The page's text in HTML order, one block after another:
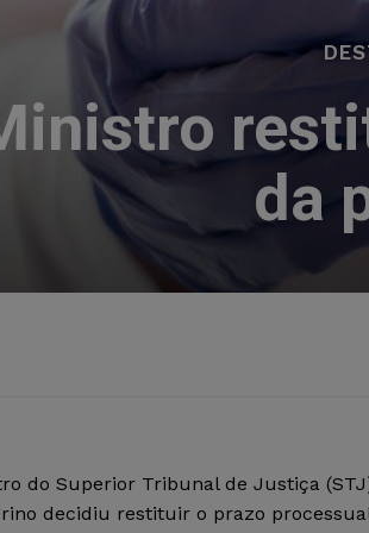
da
do Superior Tribunal de Justiça
decidiu restituir o prazo